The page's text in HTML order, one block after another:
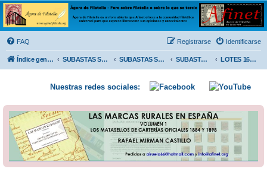
Ágora de Filatelia
Foro sobre filatelia o sobre lo que se tercie. Ágora de Filatelia es un foro abierto que Afinet
ofrece a la comunidad filatélica universal para que exprese libremente sus opiniones y
conocimientos
FAQ Identificarse
Registrarse
Índice general SUBASTAS SOLIDARIAS (In memoriam MENDOZA) SUBASTAS SOLIDARIAS 2025 y anteriores SUBASTAS SOLIDARIAS 2008 LOTES 16/11/2008
Nuestras redes sociales: